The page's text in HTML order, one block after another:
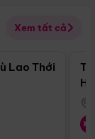
Xem tất cả
nổi bật
Lao Thới